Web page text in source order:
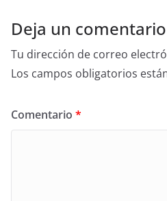
Deja un comentario
Tu dirección de correo
Los campos obligatorios
Comentario *